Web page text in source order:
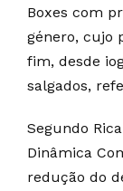
Boxes com
género, cujo
fim, desde
salgados,
Segundo
Dinâmica
redução do